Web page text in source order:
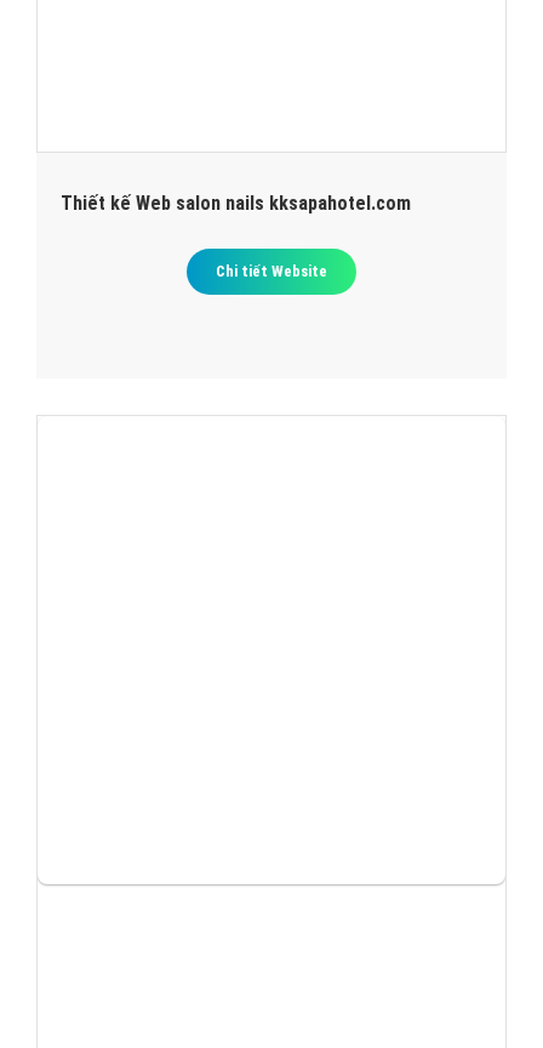
Thiết kế Web salon nails kksapahotel.com
Chi tiết Website